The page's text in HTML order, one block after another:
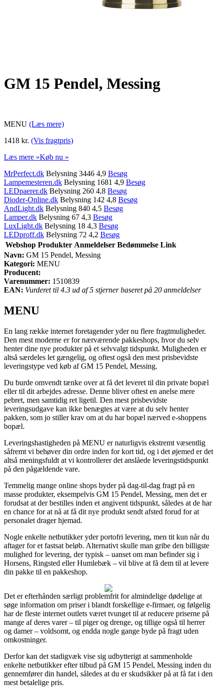
GM 15 Pendel, Messing
MENU (Læs mere)
1418 kr. (Vis fragtpris)
Læs mere »Køb nu »
MrPerfect.dk Belysning 3446 4,9 Besøg
Lampemesteren.dk Belysning 1681 4,9 Besøg
LEDpaerer.dk Belysning 260 4,8 Besøg
Dioder-Online.dk Belysning 142 4,8 Besøg
AndLight.dk Belysning 840 4,5 Besøg
Lamper.dk Belysning 67 4,3 Besøg
LuxLight.dk Belysning 18 4,3 Besøg
LEDproff.dk Belysning 72 4,2 Besøg
Webshop Produkter Anmeldelser Bedømmelse Link
Navn: GM 15 Pendel, Messing
Kategori: MENU
Producent:
Varenummer: 1510839
EAN: Vurderet til 4.3 ud af 5 stjerner baseret på 20 anmeldelser
MENU
En lang række internet foretagender yder nu flere fragtmuligheder.
Den mest moderne er for nærværende pakkeshops, hvor du selv
henter dine nye produkter på et selvvalgt tidspunkt. Muligheden er
altså særdeles let gængelig, og oftest også den mest prisbevidste
leveringstype ved køb af GM 15 Pendel, Messing.
Du burde omvendt tænke over at få det leveret til din private bopæl
eller til dit arbejdes adresse. Denne bliver oftest en anelse mere
pebret, men samtidig ret ligetil. Den mest prisbevidste
leveringsudgave kan ikke benægtes at være at du selv henter
pakken, som jo stiller krav om at du har bopæl nærved e-shoppens
bopæl.
Leveringshastigheden på MENU er naturligvis ekstremt væsentlig
såfremt vi behøver din ordre inden for kort tid, og i det øjemed er det
altså meningsfuldt at vi kontrollerer det anslåede leveringstidspunkt
på den pågældende vare.
Temmelig mange online shops byder på dag-til-dag fragt på en
masse produkter, eksempelvis GM 15 Pendel, Messing, men det er
forudsat at der bestilles inden et angivent tidspunkt, således at de har
en chance for at nå at få dit nye produkt sendt afsted forud for at
personalet drager hjemad.
Nogle enkelte netbutikker yder portofri levering, men tit kun når du
aftager for et fastsat beløb. Alternativt skulle man gribe den billigste
mulighed for levering, der typisk – uanset om man befinder sig i
Horsens, Ringsted eller Humlebæk – vil blive at få dem til at levere
din pakke til en pakkeshop.
Det er efterhånden særligt problemfrit for almindelige dødelige at
søge information om priser i blandt forskellige e-firmaer, og følgelig
har de fleste internet outlets været tvunget til at reducere priserne på
mange af deres varer – til piger og drenge, og tillige også til herrer
og damer – voldsomt, og endda nogle gange byde på fragt uden
omkostninger.
Derfor kan det stadigvæk vise sig udbytterigt at sammenholde
enkelte netbutikker efter tilbud på GM 15 Pendel, Messing inden du
gennemfører din handel, således at du er skudsikker på at få fat i den
mest betalelige pris.